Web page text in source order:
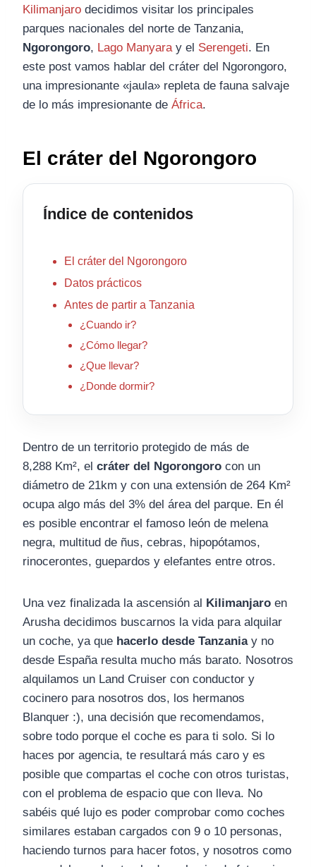
Kilimanjaro decidimos visitar los principales
parques nacionales del norte de Tanzania,
Ngorongoro, Lago Manyara y el Serengeti. En
este post vamos hablar del cráter del Ngorongoro,
una impresionante «jaula» repleta de fauna salvaje
de lo más impresionante de África.
El cráter del Ngorongoro
Índice de contenidos
El cráter del Ngorongoro
Datos prácticos
Antes de partir a Tanzania
¿Cuando ir?
¿Cómo llegar?
¿Que llevar?
¿Donde dormir?
Dentro de un territorio protegido de más de
8,288 Km², el cráter del Ngorongoro con un
diámetro de 21km y con una extensión de 264 Km²
ocupa algo más del 3% del área del parque. En él
es posible encontrar el famoso león de melena
negra, multitud de ñus, cebras, hipopótamos,
rinocerontes, guepardos y elefantes entre otros.
Una vez finalizada la ascensión al Kilimanjaro en
Arusha decidimos buscarnos la vida para alquilar
un coche, ya que hacerlo desde Tanzaniay no
desde España resulta mucho más barato. Nosotros
alquilamos un Land Cruiser con conductor y
cocinero para nosotros dos, los hermanos
Blanquer :), una decisión que recomendamos,
sobre todo porque el coche es para ti solo. Si lo
haces por agencia, te resultará más caro y es
posible que compartas el coche con otros turistas,
con el problema de espacio que con lleva. No
sabéis qué lujo es poder comprobar como coches
similares estaban cargados con 9 o 10 personas,
haciendo turnos para hacer fotos, y nosotros como